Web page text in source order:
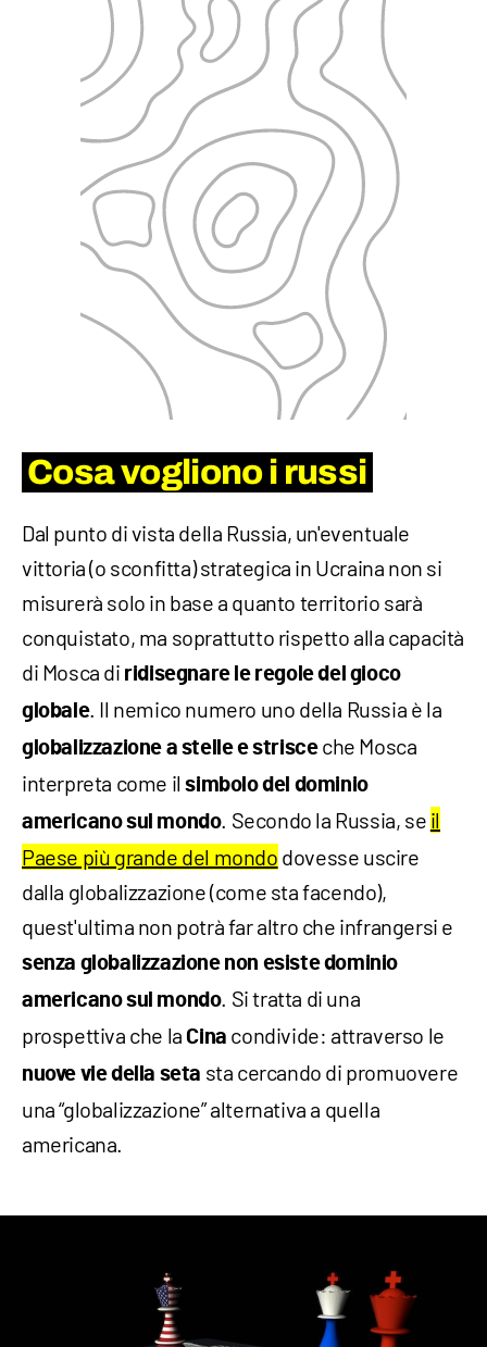
Cosa vogliono i russi
Dal punto di vista della Russia, un'eventuale
vittoria (o sconfitta) strategica in Ucraina non si
misurerà solo in base a quanto territorio sarà
conquistato, ma soprattutto rispetto alla capacità
di Mosca di ridisegnare le regole del gioco
globale. Il nemico numero uno della Russia è la
globalizzazione a stelle e strisceche Mosca
interpreta come ilsimbolo del dominio
americano sul mondo. Secondo la Russia, se il
Paese più grande del mondo dovesse uscire
dalla globalizzazione (come sta facendo),
quest'ultima non potrà far altro che infrangersi e
senza globalizzazione non esiste dominio
americano sul mondo. Si tratta di una
prospettiva che la Cina condivide: attraverso le
nuove vie della seta sta cercando di promuovere
una “globalizzazione” alternativa a quella
americana.